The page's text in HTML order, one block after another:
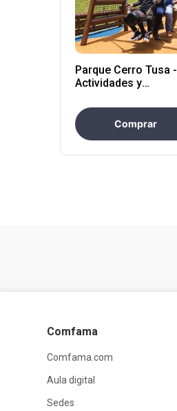
Parque Cerro Tusa -
Actividades y
Comprar
Comfama
Comfama.com
Aula digital
Sedes